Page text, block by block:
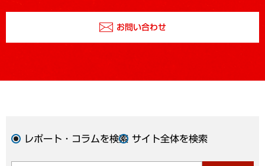
お問い合わせ
レポート・コラムを検索 サイト全体を検索